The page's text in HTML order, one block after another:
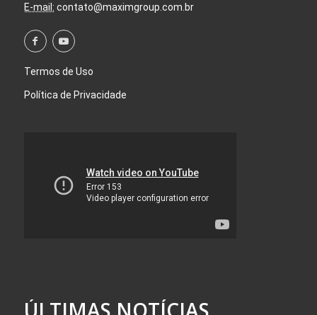
E-mail: contato@maximgroup.com.br
Termos de Uso
Política de Privacidade